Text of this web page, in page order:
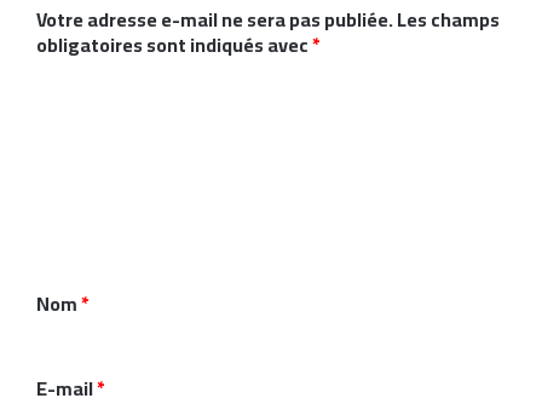
Votre adresse e-mail ne sera pas publiée.Les champs
obligatoires sont indiqués avec*
t
i
Nom*
E-mail*